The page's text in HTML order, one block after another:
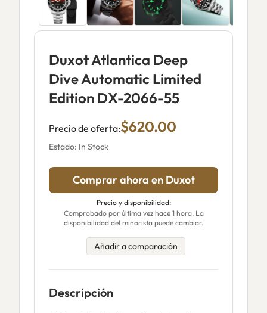
Duxot Atlantica Deep
Dive Automatic Limited
Edition DX-2066-55
Precio de oferta:$620.00
Estado: In Stock
Comprar ahora en Duxot
Precio y disponibilidad:
Comprobado por última vez hace 1 hora. La
disponibilidad del minorista puede cambiar.
Añadir a comparación
Descripción